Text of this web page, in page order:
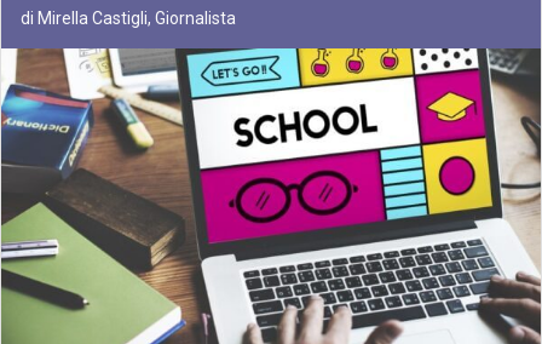
di Mirella Castigli, Giornalista